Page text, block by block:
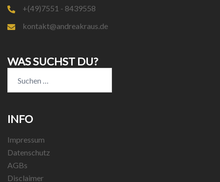
+(49)7551 - 8439558
kontakt@andreakraus.de
WAS SUCHST DU?
nach:
INFO
Impressum
Datenschutz
AGBs
Disclaimer